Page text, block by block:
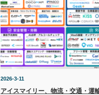
2026-3-11
アイスマイリー、物流・交通・運